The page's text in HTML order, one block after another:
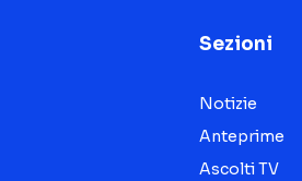
Sezioni
Notizie
Anteprime
Ascolti TV